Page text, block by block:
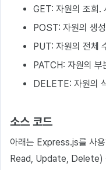
GET: 자원의 조회.
POST: 자원의 생
PUT: 자원의 전체
PATCH: 자원의 부
DELETE: 자원의
소스 코드
아래는 Express.js를 사
Read, Update, Delete)